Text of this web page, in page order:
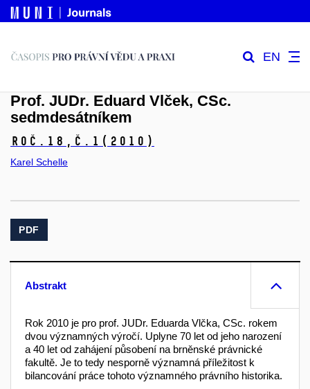
EN
Prof. JUDr. Eduard Vlček, CSc.
sedmdesátníkem
Roč.18, č.1 (2010)
Karel Schelle
PDF
Abstrakt
Rok 2010 je pro prof. JUDr. Eduarda Vlčka, CSc. rokem
dvou významných výročí. Uplyne 70 let od jeho narození
a 40 let od zahájení působení na brněnské právnické
fakultě. Je to tedy nesporně významná příležitost k
bilancování práce tohoto významného právního historika.